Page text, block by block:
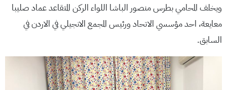
ويخلف المحامي بطرس منصور الباشا اللواء الركن المتقاعد عماد صليبا
معايعة، احد مؤسسي الاتحاد ورئيس المجمع الانجيلي في الاردن في
السابق.